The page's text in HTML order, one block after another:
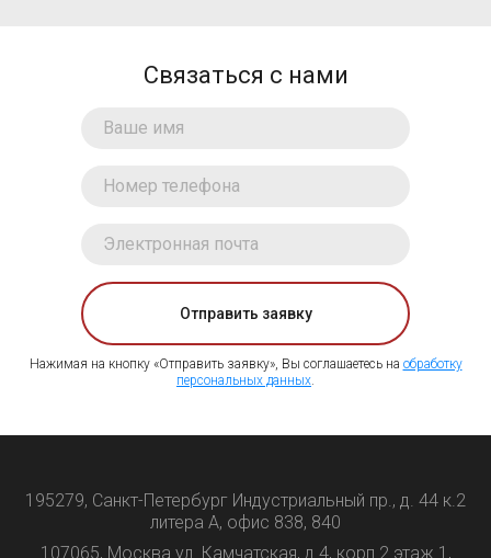
Связаться с нами
Отправить заявку
Нажимая на кнопку «Отправить заявку», Вы соглашаетесь на обработку
персональных данных.
195279, Санкт-Петербург Индустриальный пр., д. 44 к.2
литера А, офис 838, 840
107065, Москва ул. Камчатская, д.4, корп.2 этаж 1,